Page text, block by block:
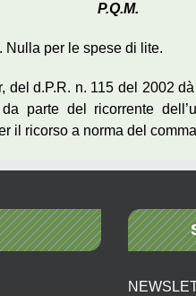
P.Q.M.
Nulla per le spese di lite.
del d.P.R. n. 115 del 2002
parte del ricorrente
il ricorso a norma del